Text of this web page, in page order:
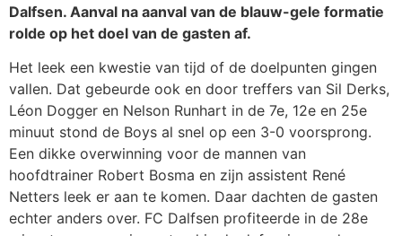
Dalfsen. Aanval na aanval van de blauw-gele formatie
rolde op het doel van de gasten af.
Het leek een kwestie van tijd of de doelpunten gingen
vallen. Dat gebeurde ook en door treffers van Sil Derks,
Léon Dogger en Nelson Runhart in de 7e, 12e en 25e
minuut stond de Boys al snel op een 3-0 voorsprong.
Een dikke overwinning voor de mannen van
hoofdtrainer Robert Bosma en zijn assistent René
Netters leek er aan te komen. Daar dachten de gasten
echter anders over. FC Dalfsen profiteerde in de 28e